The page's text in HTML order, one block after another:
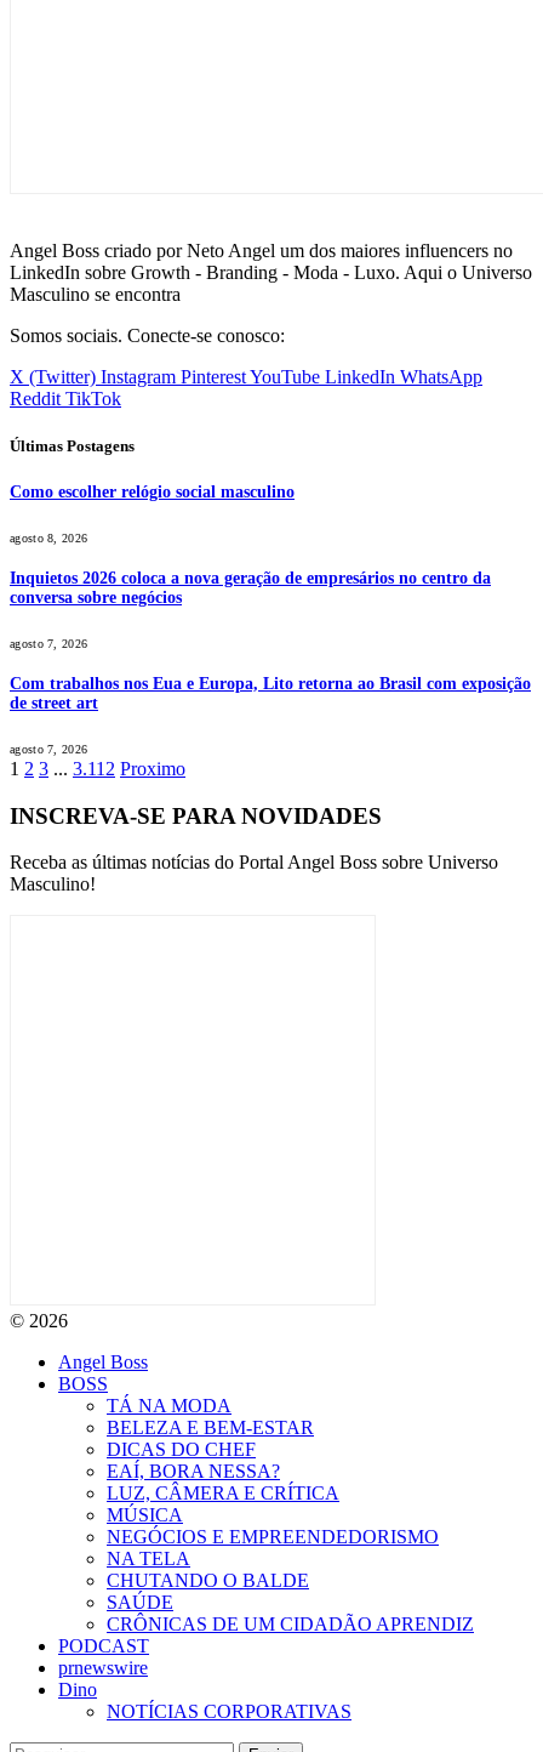
Angel Boss criado por Neto Angel um dos maiores influencers no
LinkedIn sobre Growth - Branding - Moda - Luxo. Aqui o Universo
Masculino se encontra
Somos sociais. Conecte-se conosco:
X (Twitter) Instagram PinterestYouTube LinkedIn WhatsApp
Reddit TikTok
Últimas Postagens
Como escolher relógio social masculino
agosto 8, 2026
Inquietos 2026 coloca a nova geração de empresários no centro da
conversa sobre negócios
agosto 7, 2026
Com trabalhos nos Eua e Europa, Lito retorna ao Brasil com exposição
de street art
agosto 7, 2026
1 2 3 ... 3.112 Proximo
INSCREVA-SE PARA NOVIDADES
Receba as últimas notícias do Portal Angel Boss sobre Universo
Masculino!
© 2026
Angel Boss
BOSS
TÁ NA MODA
BELEZA E BEM-ESTAR
DICAS DO CHEF
EAÍ, BORA NESSA?
LUZ, CÂMERA E CRÍTICA
MÚSICA
NEGÓCIOS E EMPREENDEDORISMO
NA TELA
CHUTANDO O BALDE
SAÚDE
CRÔNICAS DE UM CIDADÃO APRENDIZ
PODCAST
prnewswire
Dino
NOTÍCIAS CORPORATIVAS